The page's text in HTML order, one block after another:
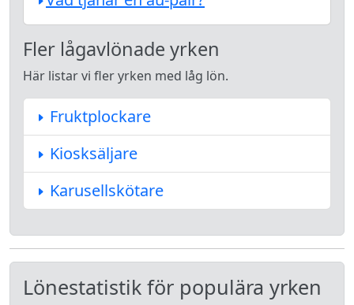
Fler lågavlönade yrken
Här listar vi fler yrken med låg lön.
Fruktplockare
Kiosksäljare
Karusellskötare
Lönestatistik för populära yrken